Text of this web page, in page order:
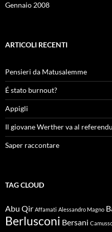
Gennaio 2008
ARTICOLI RECENTI
Pensieri da Matusalemme
É stato burnout?
Appigli
Il giovane Werther va al
Saper raccontare
TAG CLOUD
Abu Qir Affamati Alessandro Magno
Berlusconi Bersani